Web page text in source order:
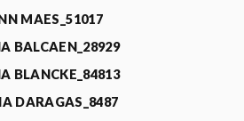
MAES_51017
BALCAEN_28929
BLANCKE_84813
DARAGAS_8487